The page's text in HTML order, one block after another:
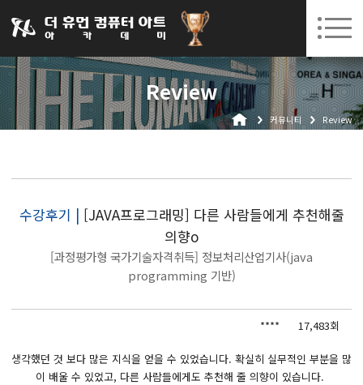
031-252-7277 수원캠퍼스 개강 08. 12.(수)
로그인 회원가입 고객센터
Review
커뮤니티 Review
수강후기 | [JAVA프로그래밍] 다른 사람들에게 추천해줄
의향o
[과정평가형 국가기술자격취득] 정보처리산업기사(java
programming 기반)
**** 17,483회
생각했던 것 보다 많은 지식을 얻을 수 있었습니다. 확실히 실무적인 부분을 많
이 배울 수 있었고, 다른 사람들에게도 추천해 줄 의향이 있습니다.
아카데미소개
인사말
오시는길
실업자
React, Veu 프레임워크 기반 프론트엔드 개발 양성 지원